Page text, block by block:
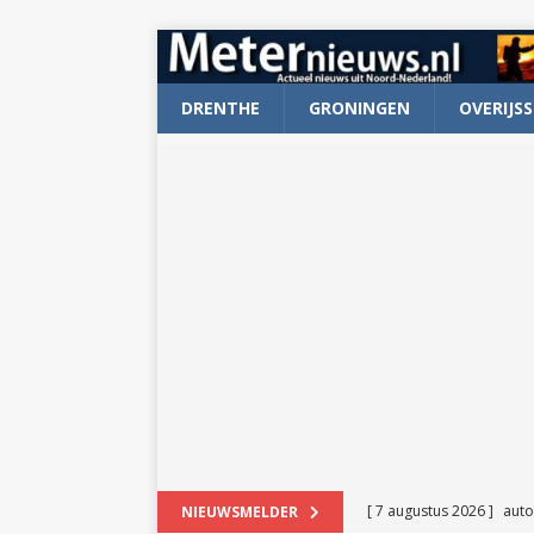
DRENTHE GRONINGEN
NIEUWSMELDER [ 7 augustus 2026 ]